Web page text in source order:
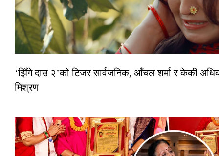
‘झिँगे दाउ २’को टिजर सार्वजनिक, आँचल शर्मा र केकी
मिश्रण